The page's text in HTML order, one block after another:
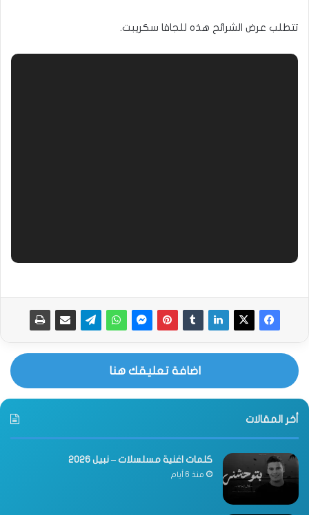
تتطلب عرض الشرائح هذه للجافا سكريبت.
اضافة تعليقك هنا
أخر المقالات
كلمات اغنية مسلسلات – نبيل 2026
منذ 6 أيام